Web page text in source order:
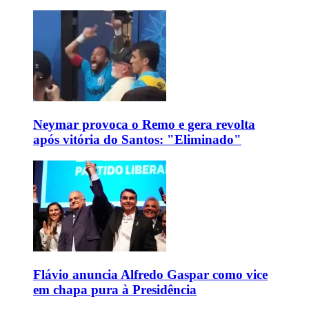
Neymar provoca o Remo e gera revolta
após vitória do Santos: "Eliminado"
Flávio anuncia Alfredo Gaspar como vice
em chapa pura à Presidência